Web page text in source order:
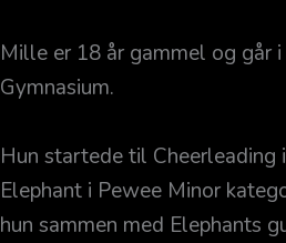
Mille er 18 år gammel og går i
Gymnasium.
Hun startede til Cheerleading
Elephant i Pewee Minor
hun sammen med Elephants